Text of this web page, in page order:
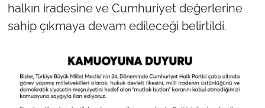
halkın iradesine ve Cumhuriyet değerlerine
sahip çıkmaya devam edileceği belirtildi.